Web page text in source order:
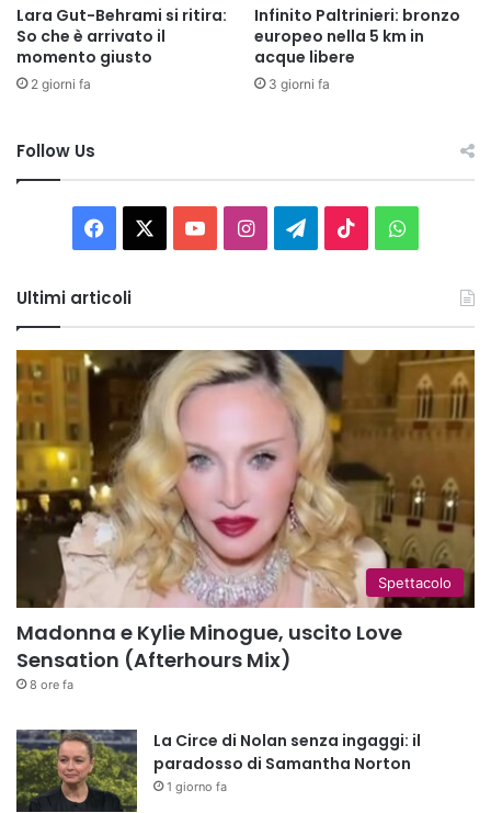
Lara Gut-Behrami si ritira:
So che è arrivato il
momento giusto
2 giorni fa
Infinito Paltrinieri: bronzo
europeo nella 5 km in
acque libere
3 giorni fa
Follow Us
Facebook You InstagramTelegram
TikTok
Ultimi articoli
Spettacolo
Madonna e Kylie Minogue, uscito Love
Sensation (Afterhours Mix)
8 ore fa
La Circe di Nolan senza ingaggi: il
paradosso di Samantha Norton
1 giorno fa